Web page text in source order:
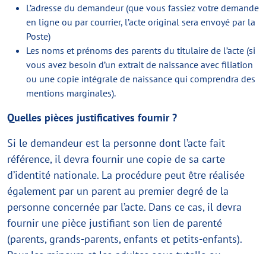
L’adresse du demandeur (que vous fassiez votre demande
en ligne ou par courrier, l’acte original sera envoyé par la
Poste)
Les noms et prénoms des parents du titulaire de l’acte (si
vous avez besoin d’un extrait de naissance avec filiation
ou une copie intégrale de naissance qui comprendra des
mentions marginales).
Quelles pièces justificatives fournir ?
Si le demandeur est la personne dont l’acte fait
référence, il devra fournir une copie de sa carte
d’identité nationale. La procédure peut être réalisée
également par un parent au premier degré de la
personne concernée par l’acte. Dans ce cas, il devra
fournir une pièce justifiant son lien de parenté
(parents, grands-parents, enfants et petits-enfants).